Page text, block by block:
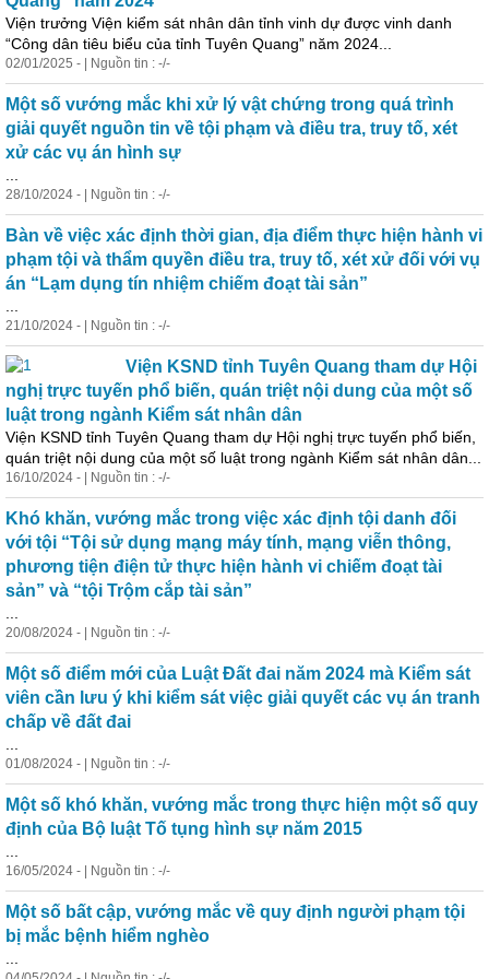
Viện trưởng Viện kiểm sát nhân dân tỉnh vinh dự được vinh danh
“Công dân tiêu biểu của tỉnh Tuyên Quang” năm 2024...
02/01/2025 - | Nguồn tin : -/-
Một số vướng mắc khi xử lý vật chứng trong quá trình
giải quyết nguồn tin về tội phạm và điều tra, truy tố, xét
xử các vụ án hình sự
28/10/2024 - | Nguồn tin : -/-
Bàn về việc xác định thời gian, địa điểm thực hiện hành vi
phạm tội và thẩm quyền điều tra, truy tố, xét xử đối với vụ
án “Lạm dụng tín nhiệm chiếm đoạt tài sản”
21/10/2024 - | Nguồn tin : -/-
Viện KSND tỉnh Tuyên Quang tham dự Hội
nghị trực tuyến phổ biến, quán triệt nội dung của một số
luật trong ngành Kiểm sát nhân dân
Viện KSND tỉnh Tuyên Quang tham dự Hội nghị trực tuyến phổ biến,
quán triệt nội dung của một số luật trong ngành Kiểm sát nhân dân...
16/10/2024 - | Nguồn tin : -/-
Khó khăn, vướng mắc trong việc xác định tội danh đối
với tội “Tội sử dụng mạng máy tính, mạng viễn thông,
phương tiện điện tử thực hiện hành vi chiếm đoạt tài
sản” và “tội Trộm cắp tài sản”
20/08/2024 - | Nguồn tin : -/-
Một số điểm mới của Luật Đất đai năm 2024 mà Kiểm sát
viên cần lưu ý khi kiểm sát việc giải quyết các vụ án tranh
chấp về đất đai
01/08/2024 - | Nguồn tin : -/-
Một số khó khăn, vướng mắc trong thực hiện một số quy
định của Bộ luật Tố tụng hình sự năm 2015
16/05/2024 - | Nguồn tin : -/-
Một số bất cập, vướng mắc về quy định người phạm tội
bị mắc bệnh hiểm nghèo